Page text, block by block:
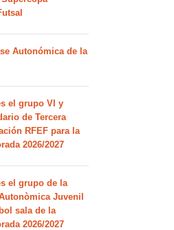
Autonómica de la
el grupo VI y
de Tercera
RFEF para la
2026/2027
el grupo de la
Juvenil
sala de la
2026/2027